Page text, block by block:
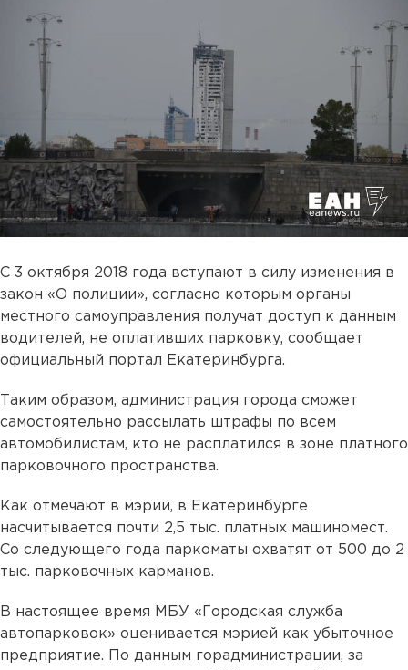
С 3 октября 2018 года вступают в силу изменения в
закон «О полиции», согласно которым органы
местного самоуправления получат доступ к данным
водителей, не оплативших парковку, сообщает
официальный портал Екатеринбурга.
Таким образом, администрация города сможет
самостоятельно рассылать штрафы по всем
автомобилистам, кто не расплатился в зоне платного
парковочного пространства.
Как отмечают в мэрии, в Екатеринбурге
насчитывается почти 2,5 тыс. платных машиномест.
Со следующего года паркоматы охватят от 500 до 2
тыс. парковочных карманов.
В настоящее время МБУ «Городская служба
автопарковок» оценивается мэрией как убыточное
предприятие. По данным горадминистрации, за